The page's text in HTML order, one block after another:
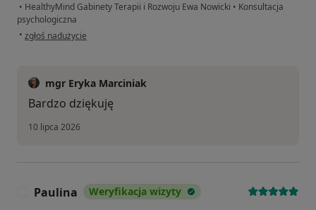
• HealthyMind Gabinety Terapii i Rozwoju Ewa Nowicki • Konsultacja
psychologiczna
• w opinii użytkownika Konrad
zgłoś nadużycie
mgr Eryka Marciniak
Bardzo dziękuję
10 lipca 2026
Paulina Weryfikacja wizyty